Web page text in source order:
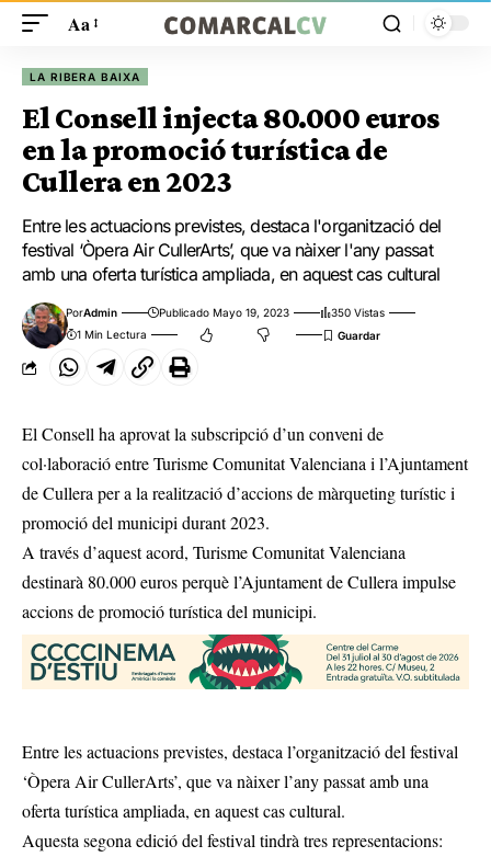
Aa
LA RIBERA BAIXA
El Consell injecta 80.000 euros
en la promoció turística de
Cullera en 2023
Entre les actuacions previstes, destaca l'organització del
festival ‘Òpera Air CullerArts’, que va nàixer l'any passat
amb una oferta turística ampliada, en aquest cas cultural
PorAdmin Publicado Mayo 19, 2023
350 Vistas
1 Min Lectura
El Consell ha aprovat la subscripció d’un conveni de
col·laboració entre Turisme Comunitat Valenciana i l’Ajuntament
de Cullera per a la realització d’accions de màrqueting turístic i
promoció del municipi durant 2023.
A través d’aquest acord, Turisme Comunitat Valenciana
destinarà 80.000 euros perquè l’Ajuntament de Cullera impulse
accions de promoció turística del municipi.
Entre les actuacions previstes, destaca l’organització del festival
‘Òpera Air CullerArts’, que va nàixer l’any passat amb una
oferta turística ampliada, en aquest cas cultural.
Aquesta segona edició del festival tindrà tres representacions: